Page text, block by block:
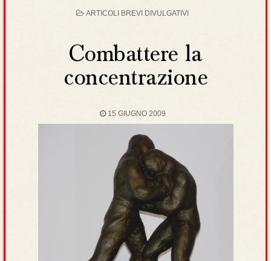
POSTED
ARTICOLI BREVI DIVULGATIVI
Combattere la
concentrazione
15 GIUGNO 2009